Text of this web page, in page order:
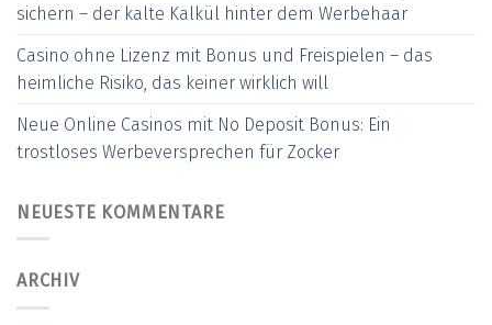
sichern – der kalte Kalkül hinter dem Werbehaar
Casino ohne Lizenz mit Bonus und Freispielen – das
heimliche Risiko, das keiner wirklich will
Neue Online Casinos mit No Deposit Bonus: Ein
trostloses Werbeversprechen für Zocker
NEUESTE KOMMENTARE
ARCHIV